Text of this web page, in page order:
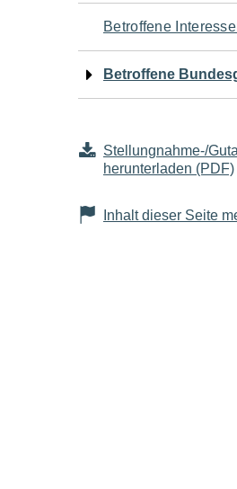
für
den
Betroffene
Betroffene
Stellungnahme-/
herunterladen (PDF)
Inhalt dieser Seite